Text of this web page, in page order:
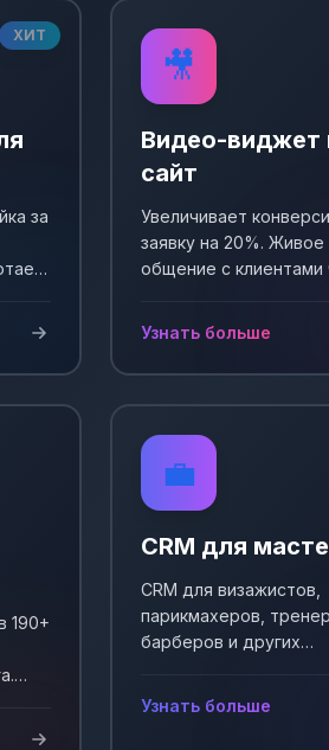
ХИТ
за
🎥
Видео-виджет
сайт
Увеличивает
заявку на 20%. Живое
общение с клиентами
Узнать больше
190+
💼
CRM для
CRM для визажистов,
парикмахеров,
барберов и других
Узнать больше